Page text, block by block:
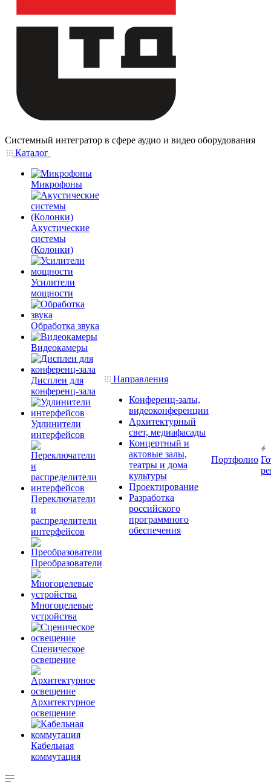
Системный интегратор в сфере аудио и видео оборудования
Каталог
Микрофоны
Акустические
системы
(Колонки)
Усилители
мощности
Обработка звука
Видеокамеры
Дисплеи для
конференц-зала
Удлинители
интерфейсов
Переключатели
и
распределители
интерфейсов
Преобразователи
Многоцелевые
устройства
Сценическое
освещение
Архитектурное
освещение
Кабельная
коммутация
Направления
Конференц-залы,
видеоконференции
Архитектурный
свет, медиафасады
Концертный и
актовые залы,
театры и дома
культуры
Проектирование
Разработка
российского
программного
обеспечения
Портфолио